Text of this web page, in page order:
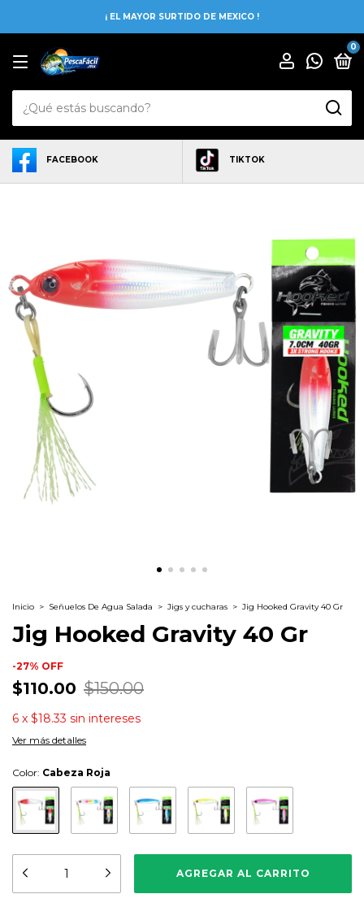
¡ EL MAYOR SURTIDO DE MEXICO !
0
FACEBOOK TIKTOK
Inicio > Señuelos De Agua Salada > Jigs y cucharas > Jig Hooked Gravity 40 Gr
Jig Hooked Gravity 40 Gr
-27% OFF
$110.00 $150.00
6 x $18.33 sin intereses
Ver más detalles
Color: Cabeza Roja